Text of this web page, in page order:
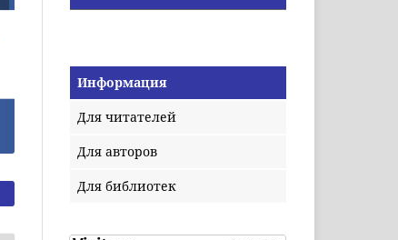
Информация
Для читателей
Для авторов
Для библиотек